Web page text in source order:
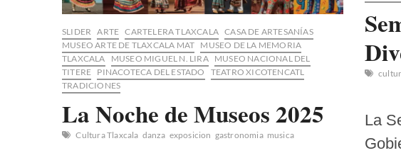
SLIDER ARTE CARTELERA TLAXCALA CASA DE ARTESANÍAS
MUSEO ARTE DE TLAXCALA MAT MUSEO DE LA MEMORIA
TLAXCALA
MUSEO MIGUEL N. LIRA
MUSEO NACIONAL DEL
TITERE PINACOTECA DEL ESTADO
TEATRO XICOTENCATL
TRADICIONES
La Noche de Museos 2025
Cultura Tlaxcala danza exposicion gastronomia musica
La